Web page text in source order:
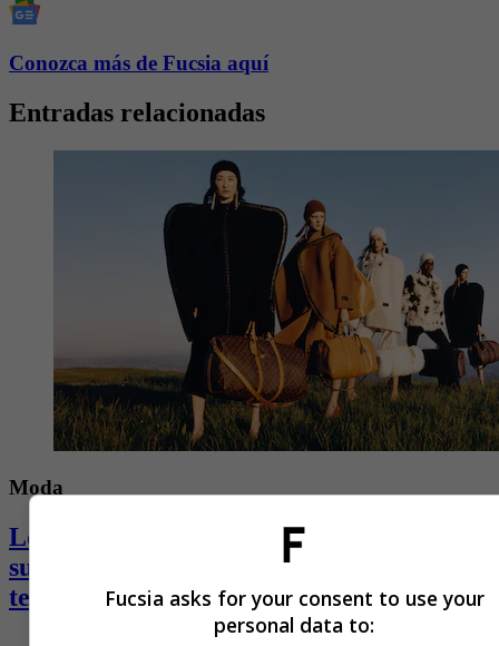
Conozca más de Fucsia aquí
Entradas relacionadas
Moda
Louis Vuitton encontró en la historia de
su fundador el hilo conductor de la
temporadaFucsia asks for your consent to use your
personal data to: